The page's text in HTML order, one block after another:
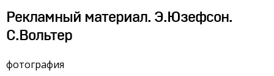
Рекламный материал. Э.Юзефсон.
С.Вольтер
фотография